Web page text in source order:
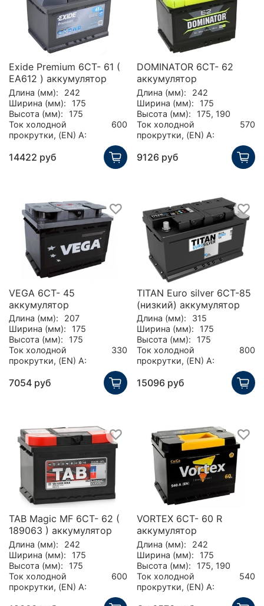
Exide Premium 6СТ- 61 (
EA612 ) аккумулятор
Длина (мм):
242
Ширина (мм):
175
Высота (мм):
175
Ток холодной
прокрутки, (EN) А:
600
14422 руб
DOMINATOR 6СТ- 62
аккумулятор
Длина (мм):
242
Ширина (мм):
175
Высота (мм):
175, 190
Ток холодной
прокрутки, (EN) А:
570
9126 руб
VEGA 6CT- 45
аккумулятор
Длина (мм):
207
Ширина (мм):
175
Высота (мм):
175
Ток холодной
прокрутки, (EN) А:
330
7054 руб
TITAN Euro silver 6СТ-85
(низкий) аккумулятор
Длина (мм):
315
Ширина (мм):
175
Высота (мм):
175
Ток холодной
прокрутки, (EN) А:
800
15096 руб
TAB Magic MF 6CT- 62 (
189063 ) аккумулятор
Длина (мм):
242
Ширина (мм):
175
Высота (мм):
175
Ток холодной
прокрутки, (EN) А:
600
VORTEX 6СТ- 60 R
аккумулятор
Длина (мм):
242
Ширина (мм):
175
Высота (мм):
175, 190
Ток холодной
прокрутки, (EN) А:
540